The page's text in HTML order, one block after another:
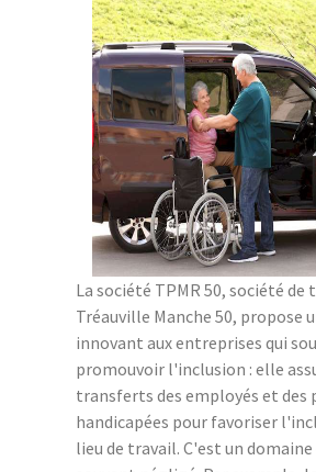
La société TPMR 50, société de
Tréauville Manche 50, propose
innovant aux entreprises qui
promouvoir l'inclusion : elle
transferts des employés et des
handicapées pour favoriser
lieu de travail. C'est un domaine